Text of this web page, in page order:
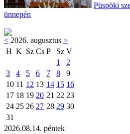
Püspöki
ünnepén
< 2026. augusztus >
H K Sz Cs P Sz V
1
2
3
4 5 6 7 8
9
10 11 12 13 14 15 16
17 18 19 20 21 22 23
24 25 26 27 28 29 30
31
2026.08.14. péntek